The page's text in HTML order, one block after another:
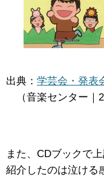
出典： 学芸会・発表
（音楽センター｜
また、CDブックで
紹介したのは泣ける